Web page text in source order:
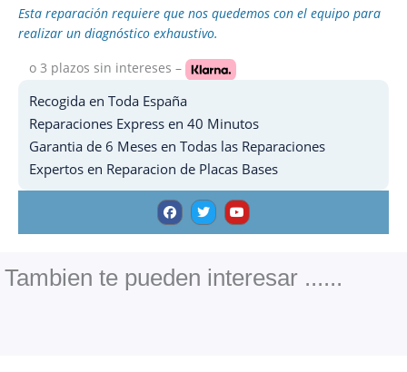
Esta reparación requiere que nos quedemos con el equipo para
realizar un diagnóstico exhaustivo.
o 3 plazos sin intereses –
Recogida en Toda España
Reparaciones Express en 40 Minutos
Garantia de 6 Meses en Todas las Reparaciones
Expertos en Reparacion de Placas Bases
F
a
c
e
o
k
T
w
i
t
Y
o
u
t
e
Tambien te pueden interesar ......